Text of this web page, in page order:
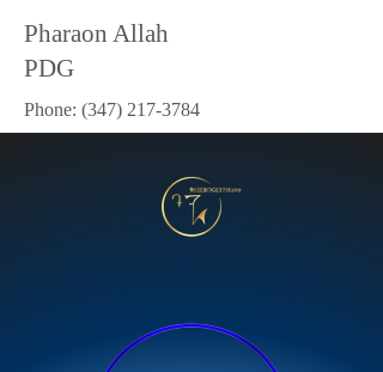
Pharaon Allah
PDG
Phone: (347) 217-3784